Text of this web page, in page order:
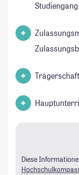
Studiengang
Diese